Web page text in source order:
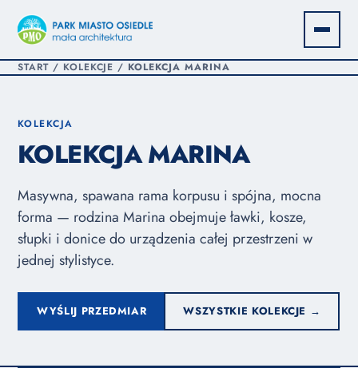
START/ KOLEKCJE / KOLEKCJA MARINA
KOLEKCJA
KOLEKCJA MARINA
Masywna, spawana rama korpusu i spójna, mocna
forma — rodzina Marina obejmuje ławki, kosze,
słupki i donice do urządzenia całej przestrzeni w
jednej stylistyce.
WYŚLIJ PRZEDMIAR WSZYSTKIE KOLEKCJE →